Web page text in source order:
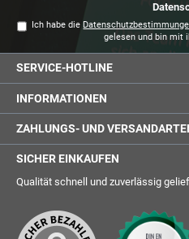
Ich habe die
gelesen und bin mit
SERVICE-HOTLINE
INFORMATIONEN
ZAHLUNGS- UND
SICHER EINKAUFEN
Qualität schnell und zuverlässig